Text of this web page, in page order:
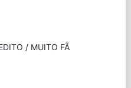
/ MUITO FÃ